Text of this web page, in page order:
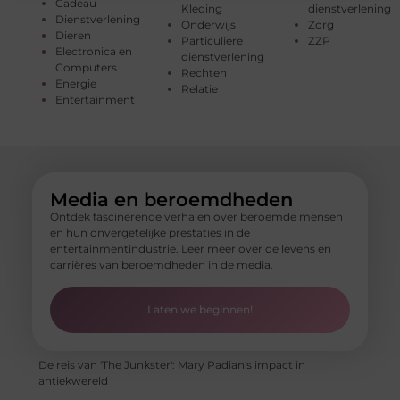
Cadeau
Dienstverlening
Dieren
Electronica en
Computers
Energie
Entertainment
Kleding
Onderwijs
Particuliere
dienstverlening
Rechten
Relatie
dienstverlening
Zorg
ZZP
Media en beroemdheden
Ontdek fascinerende verhalen over beroemde mensen
en hun onvergetelijke prestaties in de
entertainmentindustrie. Leer meer over de levens en
carrières van beroemdheden in de media.
Laten we beginnen!
De reis van 'The Junkster': Mary Padian's impact in
antiekwereld